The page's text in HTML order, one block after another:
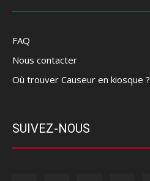
FAQ
Nous contacter
Où trouver Causeur en kiosque ?
SUIVEZ-NOUS